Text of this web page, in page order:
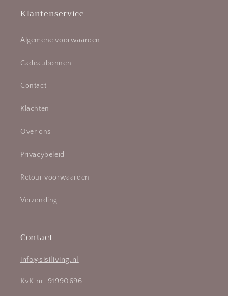
Klantenservice
Algemene voorwaarden
Cadeaubonnen
Contact
Klachten
Over ons
Privacybeleid
Retour voorwaarden
Verzending
Contact
info@sisiliving.nl
KvK nr. 91990696